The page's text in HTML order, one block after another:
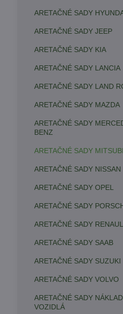
ARETAČNÉ SADY
ARETAČNÉ SADY JEEP
ARETAČNÉ SADY KIA
ARETAČNÉ SADY LANCIA
ARETAČNÉ SADY LAND
ARETAČNÉ SADY MAZDA
ARETAČNÉ SADY
BENZ
ARETAČNÉ SADY
ARETAČNÉ SADY NISSAN
ARETAČNÉ SADY OPEL
ARETAČNÉ SADY
ARETAČNÉ SADY
ARETAČNÉ SADY SAAB
ARETAČNÉ SADY SUZUKI
ARETAČNÉ SADY VOLVO
ARETAČNÉ SADY
VOZIDLÁ